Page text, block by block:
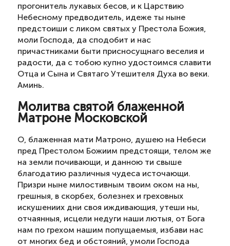
прогонитель лукавых бесов, и к Царствию
Небесному предводитель, идеже ты ныне
предстоиши с ликом святых у Престола Божия,
моли Господа, да сподобит и нас
причастниками быти присносущнаго веселия и
радости, да с тобою купно удостоимся славити
Отца и Сына и Святаго Утешителя Духа во веки.
Аминь.
Молитва святой блаженной
Матроне Московской
О, блаженная мати Матроно, душею на Небеси
пред Престолом Божиим предстоящи, телом же
на земли почивающи, и данною ти свыше
благодатию различныя чудеса источающи.
Призри ныне милостивным твоим оком на ны,
грешныя, в скорбех, болезнех и греховных
искушениих дни своя иждивающия, утеши ны,
отчаянныя, исцели недуги наши лютыя, от Бога
нам по грехом нашим попущаемыя, избави нас
от многих бед и обстояний, умоли Господа